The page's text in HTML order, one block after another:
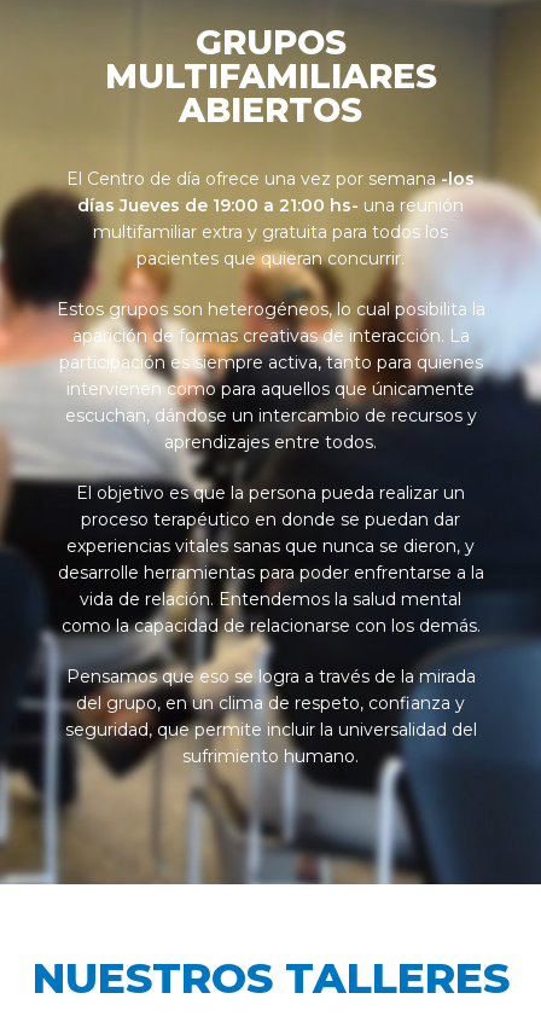
GRUPOS
MULTIFAMILIARES
ABIERTOS
El Centro de día ofrece una vez por semana-los
días Jueves de 19:00 a 21:00 hs- una reunión
multifamiliar extra y gratuita para todos los
pacientes que quieran concurrir.
Estos grupos son heterogéneos, lo cual posibilita la
aparición de formas creativas de interacción. La
participación es siempre activa, tanto para quienes
intervienen como para aquellos que únicamente
escuchan, dándose un intercambio de recursos y
aprendizajes entre todos.
El objetivo es que la persona pueda realizar un
proceso terapéutico en donde se puedan dar
experiencias vitales sanas que nunca se dieron, y
desarrolle herramientas para poder enfrentarse a la
vida de relación. Entendemos la salud mental
como la capacidad de relacionarse con los demás.
Pensamos que eso se logra a través de la mirada
del grupo, en un clima de respeto, confianza y
seguridad, que permite incluir la universalidad del
sufrimiento humano.
NUESTROS TALLERES